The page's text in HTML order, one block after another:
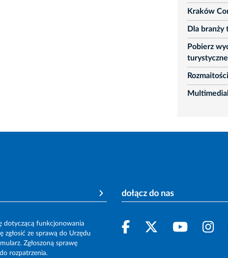
Kraków
Dla branży
Pobierz
Rozmaitości
rozwiń
rozwiń
dotyczącą funkcjonowania
zgłosić ze sprawą do Urzędu
Zgłoszoną sprawę
rozpatrzenia.
dołącz do nas